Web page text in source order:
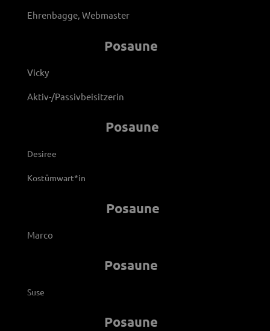
Ehrenbagge, Webmaster
Posaune
Vicky
Aktiv-/Passivbeisitzerin
Posaune
Desiree
Kostümwart*in
Posaune
Marco
Posaune
Suse
Posaune